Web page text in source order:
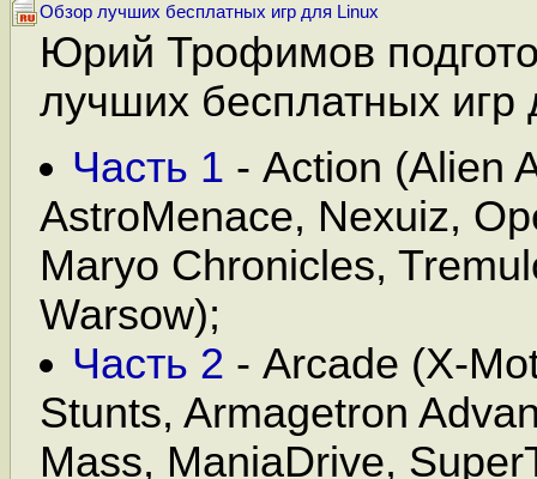
Обзор лучших бесплатных игр для Linux
Юрий Трофимов
лучших бесплатных игр
Часть 1 - Action (Alien
AstroMenace, Nexuiz,
Maryo Chronicles,
Warsow);
Часть 2 - Arcade (X-
Stunts, Armagetron
Mass, ManiaDrive,